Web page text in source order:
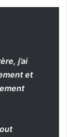
j’ai
et